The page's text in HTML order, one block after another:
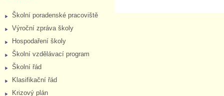
Školní poradenské pracoviště
Výroční zpráva školy
Hospodaření školy
Školní vzdělávací program
Školní řád
Klasifikační řád
Krizový plán